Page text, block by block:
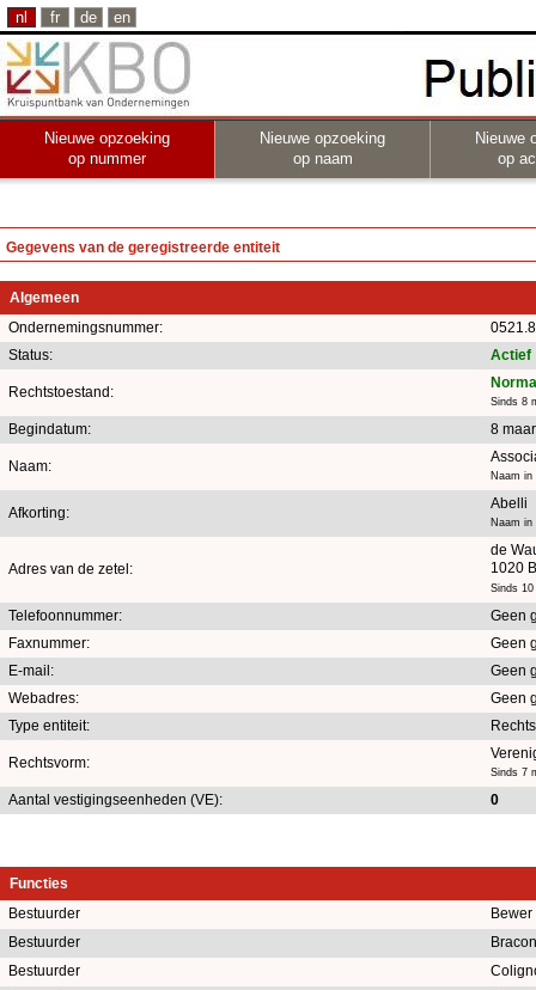
nl fr de en
Nieuwe opzoeking
op nummer
Nieuwe opzoeking
op naam
Nieuwe
op
Gegevens van de geregistreerde entiteit
Algemeen
Ondernemingsnummer:
Status:
Actief
Rechtstoestand:
Sinds 8
Begindatum: 8
Naam:
Naam in
Afkorting:
Abelli
Naam in
Adres van de zetel:
de
1020
Sinds 10
Telefoonnummer:
Geen
Faxnummer:
Geen
E-mail:
Geen
Webadres:
Geen
Type entiteit:
Rechtsvorm:
Sinds 7
Aantal vestigingseenheden (VE): 0
Functies
Bestuurder
Bestuurder
Bestuurder